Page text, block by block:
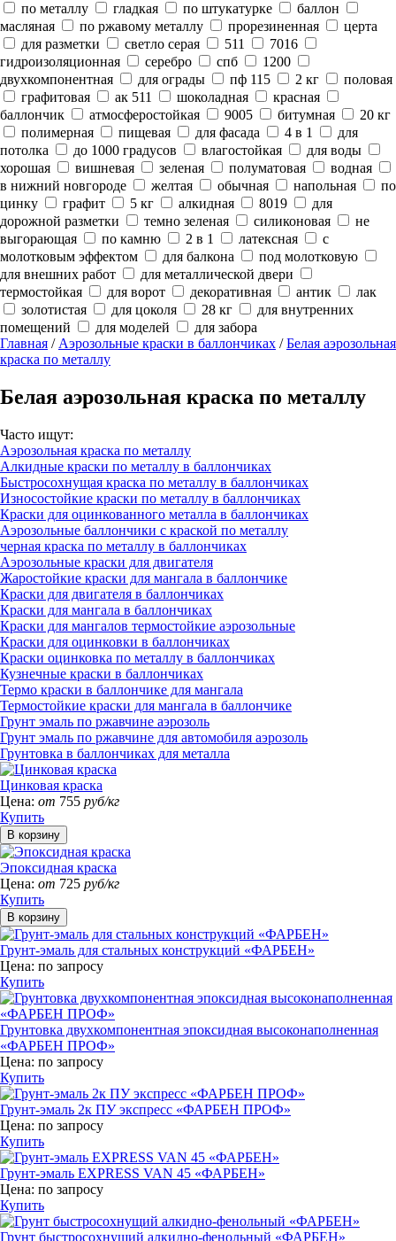
по металлу
гладкая по штукатурке
баллон
масляная
по ржавому металлу прорезиненная
церта
для разметки
светло серая 511
7016
гидроизоляционная
серебро спб
1200
двухкомпонентная
для ограды пф 115 2 кг
половая
графитовая
ак 511 шоколадная
красная
баллончик
атмосферостойкая 9005 битумная
20 кг
полимерная
пищевая для фасада 4 в 1
для
потолка
до 1000 градусов влагостойкая
для воды
хорошая
вишневая зеленая полуматовая
водная
в нижний новгороде
желтая обычная напольная
по
цинку
графит 5 кг алкидная 8019
для
дорожной разметки
темно зеленая силиконовая
не
выгорающая
по камню 2 в 1 латексная
с
молотковым эффектом
для балкона
под молотковую
для внешних работ
для металлической двери
термостойкая
для ворот декоративная антик
лак
золотистая
для цоколя 28 кг
для внутренних
помещений
для моделей
для забора
Главная / Аэрозольные краски в баллончиках /Белая аэрозольная
краска по металлу
Белая аэрозольная краска по металлу
Часто ищут:
Аэрозольная краска по металлу
Алкидные краски по металлу в баллончиках
Быстросохнущая краска по металлу в баллончиках
Износостойкие краски по металлу в баллончиках
Краски для оцинкованного металла в баллончиках
Аэрозольные баллончики с краской по металлу
черная краска по металлу в баллончиках
Аэрозольные краски для двигателя
Жаростойкие краски для мангала в баллончике
Краски для двигателя в баллончиках
Краски для мангала в баллончиках
Краски для мангалов термостойкие аэрозольные
Краски для оцинковки в баллончиках
Краски оцинковка по металлу в баллончиках
Кузнечные краски в баллончиках
Термо краски в баллончике для мангала
Термостойкие краски для мангала в баллончике
Грунт эмаль по ржавчине аэрозоль
Грунт эмаль по ржавчине для автомобиля аэрозоль
Грунтовка в баллончиках для металла
Цинковая краска
Цена: от 755 руб/кг
Купить
Эпоксидная краска
Цена: от 725 руб/кг
Купить
Грунт-эмаль для стальных конструкций «ФАРБЕН»
Цена: по запросу
Купить
Грунтовка двухкомпонентная эпоксидная высоконаполненная
«ФАРБЕН ПРОФ»
Цена: по запросу
Купить
Грунт-эмаль 2к ПУ экспресс «ФАРБЕН ПРОФ»
Цена: по запросу
Купить
Грунт-эмаль EXPRESS VAN 45 «ФАРБЕН»
Цена: по запросу
Купить
Грунт быстросохнущий алкидно-фенольный «ФАРБЕН»